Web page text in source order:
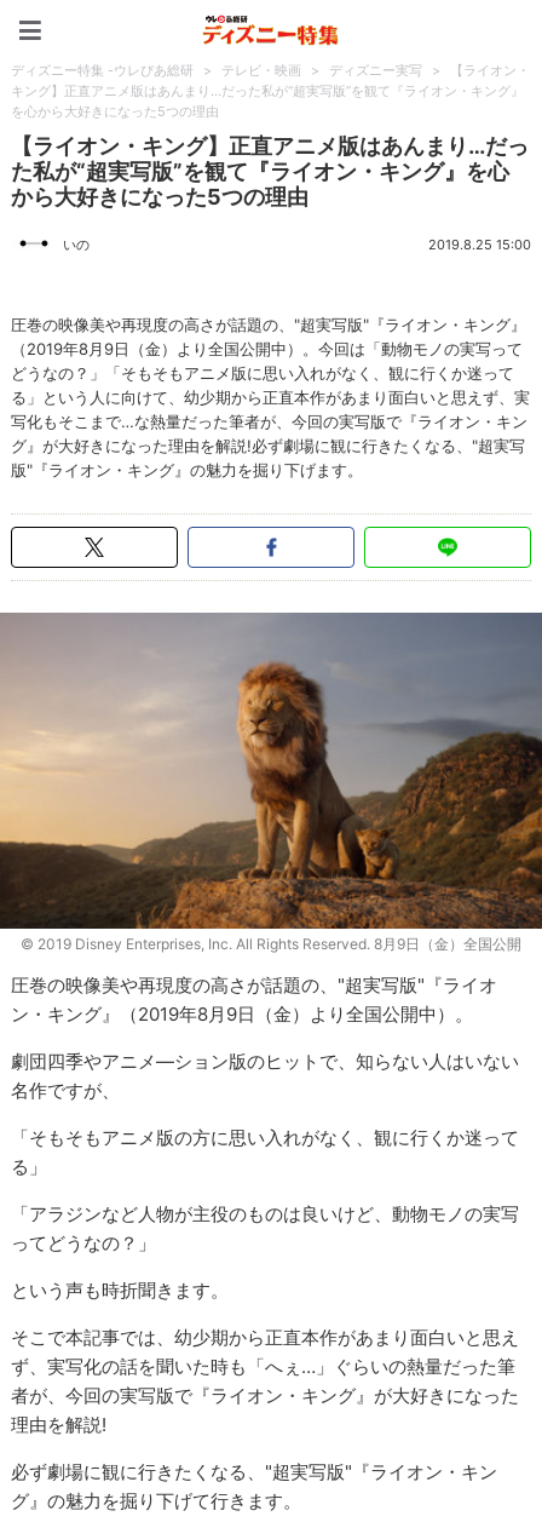
ディズニー特集 -ウレぴあ総研 > テレビ・映画 > ディズニー実写 >
【ライオン・
キング】正直アニメ版はあんまり…だった私が“超実写版”を観て『ライオン・キング』
を心から大好きになった5つの理由
【ライオン・キング】正直アニメ版はあんまり…だっ
た私が“超実写版”を観て『ライオン・キング』を心
から大好きになった5つの理由
いの 2019.8.25 15:00
圧巻の映像美や再現度の高さが話題の、"超実写版"『ライオン・キング』
（2019年8月9日（金）より全国公開中）。今回は「動物モノの実写って
どうなの？」「そもそもアニメ版に思い入れがなく、観に行くか迷って
る」という人に向けて、幼少期から正直本作があまり面白いと思えず、実
写化もそこまで…な熱量だった筆者が、今回の実写版で『ライオン・キン
グ』が大好きになった理由を解説!必ず劇場に観に行きたくなる、"超実写
版"『ライオン・キング』の魅力を掘り下げます。
© 2019 Disney Enterprises, Inc. All Rights Reserved. 8月9日（金）全国公開
圧巻の映像美や再現度の高さが話題の、"超実写版"『ライオ
ン・キング』（2019年8月9日（金）より全国公開中）。
劇団四季やアニメ―ション版のヒットで、知らない人はいない
名作ですが、
「そもそもアニメ版の方に思い入れがなく、観に行くか迷って
る」
「アラジンなど人物が主役のものは良いけど、動物モノの実写
ってどうなの？」
という声も時折聞きます。
そこで本記事では、幼少期から正直本作があまり面白いと思え
ず、実写化の話を聞いた時も「へぇ…」ぐらいの熱量だった筆
者が、今回の実写版で『ライオン・キング』が大好きになった
理由を解説!
必ず劇場に観に行きたくなる、"超実写版"『ライオン・キン
グ』の魅力を掘り下げて行きます。